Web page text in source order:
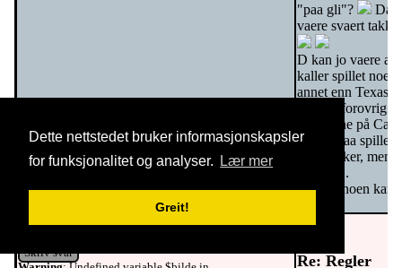
Dette nettstedet bruker informasjonskapsler
for funksjonalitet og analyser.
Lær mer
Greit!
"paa gli"?
Da
vaere svaert
D kan jo vaere at
kaller spillet noe
annet enn Texas.
Jeg har forovrig
ut reglene på
som ogsaa spilles
kortstokker, men
ikke det..
Haaper noen kan
tonecat
Skriv svar
Re: Regler